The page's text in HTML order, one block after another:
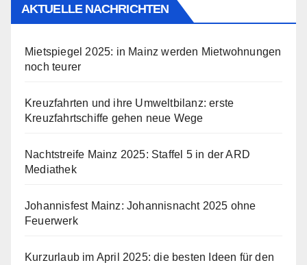
AKTUELLE NACHRICHTEN
Mietspiegel 2025: in Mainz werden Mietwohnungen
noch teurer
Kreuzfahrten und ihre Umweltbilanz: erste
Kreuzfahrtschiffe gehen neue Wege
Nachtstreife Mainz 2025: Staffel 5 in der ARD
Mediathek
Johannisfest Mainz: Johannisnacht 2025 ohne
Feuerwerk
Kurzurlaub im April 2025: die besten Ideen für den